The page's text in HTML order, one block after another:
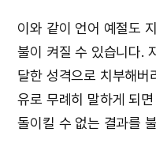
이와 같이 언어 예절도
불이 켜질 수 있습니다.
달한 성격으로 치부해버
유로 무례히 말하게 되
돌이킬 수 없는 결과를